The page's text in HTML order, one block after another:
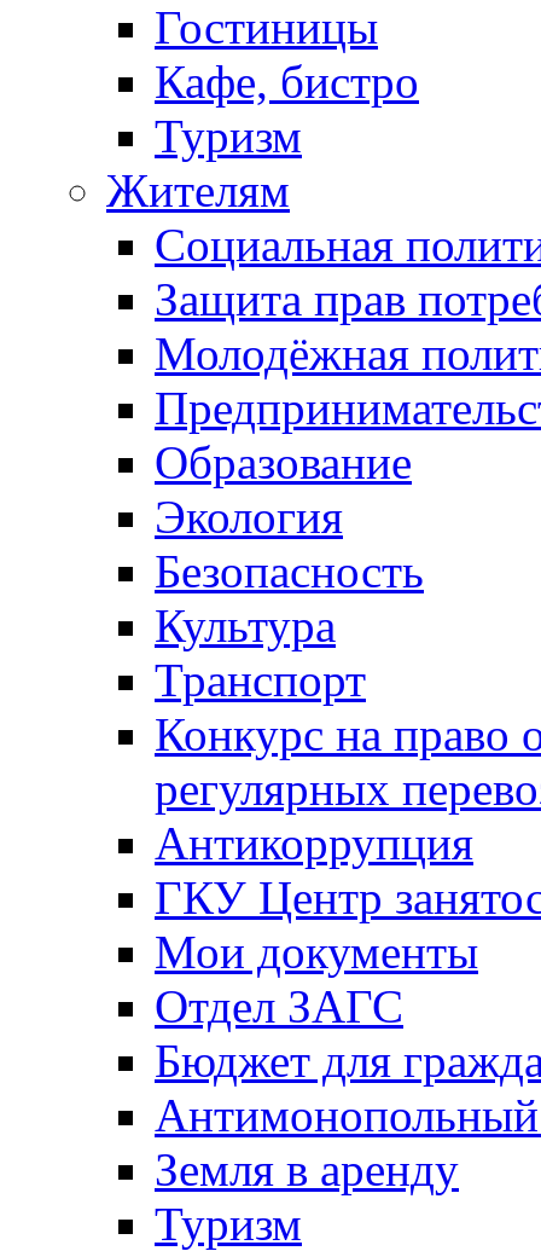
Гостиницы
Кафе, бистро
Туризм
Жителям
Социальная
Защита прав
Молодёжная
Образование
Экология
Безопасность
Культура
Транспорт
Конкурс на право
регулярных
Антикоррупция
ГКУ Центр
Мои документы
Отдел ЗАГС
Бюджет для
Антимонопольный
Земля в аренду
Туризм